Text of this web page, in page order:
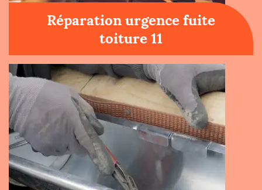
Réparation urgence fuite
toiture 11